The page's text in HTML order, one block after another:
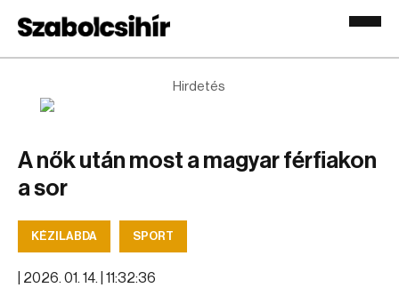
Hirdetés
A nők után most a magyar férfiakon
a sor
KÉZILABDA SPORT
2026. 01. 14. | 11:32:36